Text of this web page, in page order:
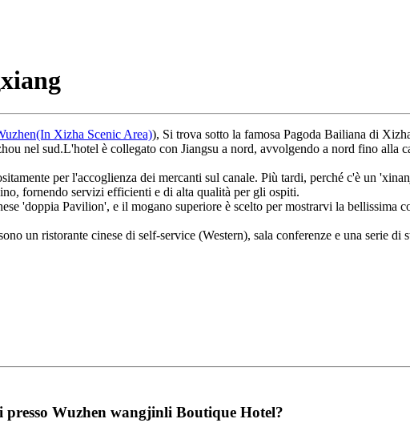
Xizha Scenic Area)), Si trova sotto la famosa Pagoda Bailiana di
nel sud.L'hotel è collegato con Jiangsu a nord, avvolgendo a nord fino alla
per l'accoglienza dei mercanti sul canale. Più tardi, perché c'è un
fornendo servizi efficienti e di alta qualità per gli ospiti.
'doppia Pavilion', e il mogano superiore è scelto per mostrarvi la bellissima
un ristorante cinese di self-service (Western), sala conferenze e una serie
Wuzhen wangjinli Boutique Hotel?